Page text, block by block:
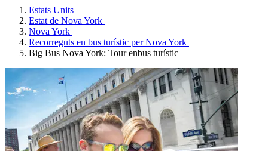
Estats Units
Estat de Nova York
Nova York
Recorreguts en bus turístic per Nova York
Big Bus Nova York: Tour enbus turístic